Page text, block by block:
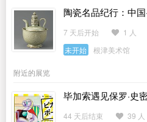
陶瓷名品纪行：中国
7 天后开始 1 人
未开始
根津美术馆
附近的展览
毕加索遇见保罗·史
44 天后结束 39 人